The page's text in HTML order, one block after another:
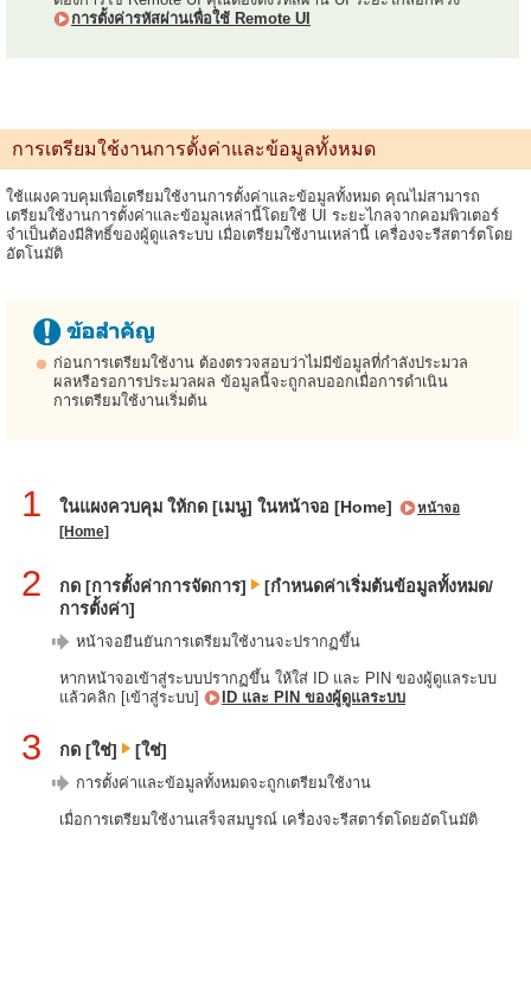
การตั้งค่ารหัสผ่านเพื่อใช้ Remote UI
การเตรียมใช้งานการตั้งค่าและข้อมูลทั้งหมด
ใช้แผงควบคุมเพื่อเตรียมใช้งานการตั้งค่าและข้อมูลทั้งหมด คุณไม่สามารถ
เตรียมใช้งานการตั้งค่าและข้อมูลเหล่านี้โดยใช้ UI ระยะไกลจากคอมพิวเตอร์
จำเป็นต้องมีสิทธิ์ของผู้ดูแลระบบ เมื่อเตรียมใช้งานเหล่านี้ เครื่องจะรีสตาร์ตโดย
อัตโนมัติ
ก่อนการเตรียมใช้งาน ต้องตรวจสอบว่าไม่มีข้อมูลที่กำลังประมวล
ผลหรือรอการประมวลผล ข้อมูลนี้จะถูกลบออกเมื่อการดำเนิน
การเตรียมใช้งานเริ่มต้น
1 ในแผงควบคุม ให้กด [เมนู] ในหน้าจอ [Home]
หน้าจอ
[Home]
2 กด [การตั้งค่าการจัดการ]
[กำหนดค่าเริ่มต้นข้อมูลทั้งหมด/
การตั้งค่า]
หน้าจอยืนยันการเตรียมใช้งานจะปรากฏขึ้น
หากหน้าจอเข้าสู่ระบบปรากฏขึ้น ให้ใส่ ID และ PIN ของผู้ดูแลระบบ
แล้วคลิก [เข้าสู่ระบบ]
ID และ PIN ของผู้ดูแลระบบ
3 กด [ใช่] [ใช่]
การตั้งค่าและข้อมูลทั้งหมดจะถูกเตรียมใช้งาน
เมื่อการเตรียมใช้งานเสร็จสมบูรณ์ เครื่องจะรีสตาร์ตโดยอัตโนมัติ